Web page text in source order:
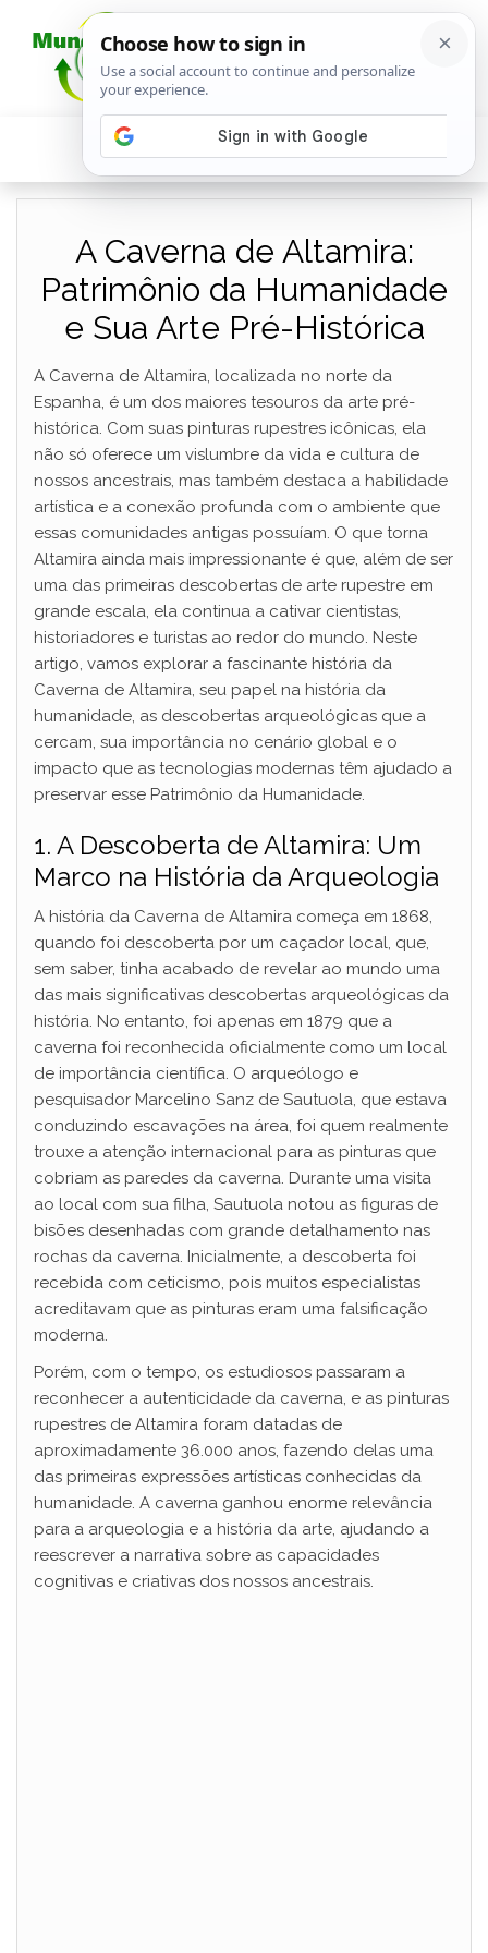
A Caverna de Altamira:
Patrimônio da Humanidade
e Sua Arte Pré-Histórica
A Caverna de Altamira, localizada no norte da
Espanha, é um dos maiores tesouros da arte pré-
histórica. Com suas pinturas rupestres icônicas, ela
não só oferece um vislumbre da vida e cultura de
nossos ancestrais, mas também destaca a habilidade
artística e a conexão profunda com o ambiente que
essas comunidades antigas possuíam. O que torna
Altamira ainda mais impressionante é que, além de ser
uma das primeiras descobertas de arte rupestre em
grande escala, ela continua a cativar cientistas,
historiadores e turistas ao redor do mundo. Neste
artigo, vamos explorar a fascinante história da
Caverna de Altamira, seu papel na história da
humanidade, as descobertas arqueológicas que a
cercam, sua importância no cenário global e o
impacto que as tecnologias modernas têm ajudado a
preservar esse Patrimônio da Humanidade.
1. A Descoberta de Altamira: Um
Marco na História da Arqueologia
A história da Caverna de Altamira começa em 1868,
quando foi descoberta por um caçador local, que,
sem saber, tinha acabado de revelar ao mundo uma
das mais significativas descobertas arqueológicas da
história. No entanto, foi apenas em 1879 que a
caverna foi reconhecida oficialmente como um local
de importância científica. O arqueólogo e
pesquisador Marcelino Sanz de Sautuola, que estava
conduzindo escavações na área, foi quem realmente
trouxe a atenção internacional para as pinturas que
cobriam as paredes da caverna. Durante uma visita
ao local com sua filha, Sautuola notou as figuras de
bisões desenhadas com grande detalhamento nas
rochas da caverna. Inicialmente, a descoberta foi
recebida com ceticismo, pois muitos especialistas
acreditavam que as pinturas eram uma falsificação
moderna.
Porém, com o tempo, os estudiosos passaram a
reconhecer a autenticidade da caverna, e as pinturas
rupestres de Altamira foram datadas de
aproximadamente 36.000 anos, fazendo delas uma
das primeiras expressões artísticas conhecidas da
humanidade. A caverna ganhou enorme relevância
para a arqueologia e a história da arte, ajudando a
reescrever a narrativa sobre as capacidades
cognitivas e criativas dos nossos ancestrais.